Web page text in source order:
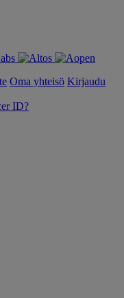
Oma yhteisö Kirjaudu
ID?